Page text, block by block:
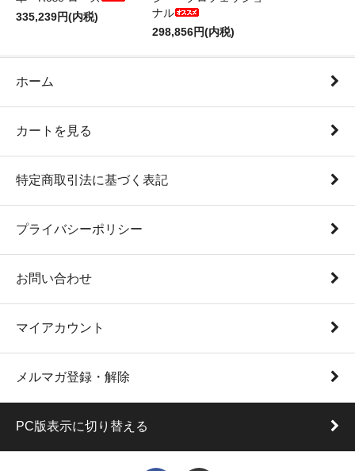
335,239円(内税)
ナル
298,856円(内税)
ホーム
カートを見る
特定商取引法に基づく表記
プライバシーポリシー
お問い合わせ
マイアカウント
メルマガ登録・解除
PC版表示に切り替える